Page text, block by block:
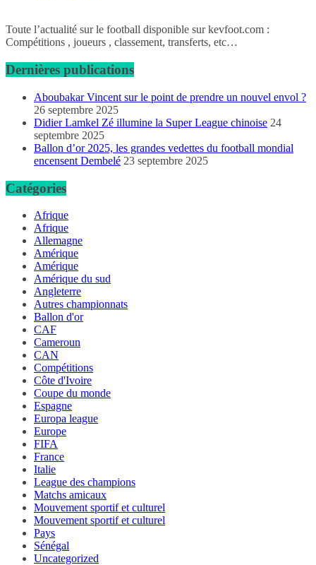
Toute l’actualité sur le football disponible sur kevfoot.com :
Compétitions , joueurs , classement, transferts, etc…
Dernières publications
Aboubakar Vincent sur le point de prendre un nouvel envol ?
26 septembre 2025
Didier Lamkel Zé illumine la Super League chinoise 24
septembre 2025
Ballon d’or 2025, les grandes vedettes du football mondial
encensent Dembelé 23 septembre 2025
Catégories
Afrique
Afrique
Allemagne
Amérique
Amérique
Amérique du sud
Angleterre
Autres championnats
Ballon d'or
CAF
Cameroun
CAN
Compétitions
Côte d'Ivoire
Coupe du monde
Espagne
Europa league
Europe
FIFA
France
Italie
League des champions
Matchs amicaux
Mouvement sportif et culturel
Mouvement sportif et culturel
Pays
Sénégal
Uncategorized